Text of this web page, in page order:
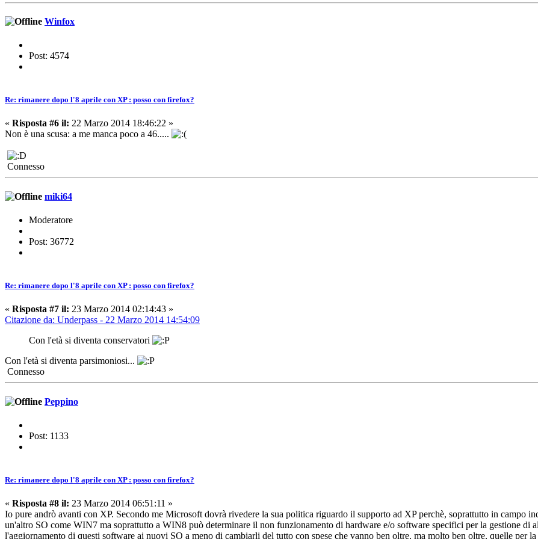
Winfox
Post: 4574
Re: rimanere dopo l'8 aprile con XP : posso con firefox?
« Risposta #6 il: 22 Marzo 2014 18:46:22 »
Non è una scusa: a me manca poco a 46.....
Connesso
miki64
Moderatore
Post: 36772
Re: rimanere dopo l'8 aprile con XP : posso con firefox?
« Risposta #7 il: 23 Marzo 2014 02:14:43 »
Citazione da: Underpass - 22 Marzo 2014 14:54:09
Con l'età si diventa conservatori
Con l'età si diventa parsimoniosi...
Connesso
Peppino
Post: 1133
Re: rimanere dopo l'8 aprile con XP : posso con firefox?
« Risposta #8 il: 23 Marzo 2014 06:51:11 »
Io pure andrò avanti con XP. Secondo me Microsoft dovrà rivedere la sua politica riguardo il supporto ad XP perchè, soprattutto in campo
un'altro SO come WIN7 ma soprattutto a WIN8 può determinare il non funzionamento di hardware e/o software specifici per la gestione di
l'aggiornamento di questi software ai nuovi SO a meno di cambiarli del tutto con spese che vanno ben oltre, ma molto ben oltre, quelle per